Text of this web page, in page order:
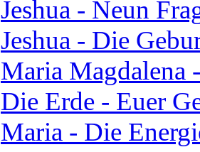
Jeshua - Neun
Jeshua - Die
Maria Magdalena
Die Erde - Euer
Maria - Die